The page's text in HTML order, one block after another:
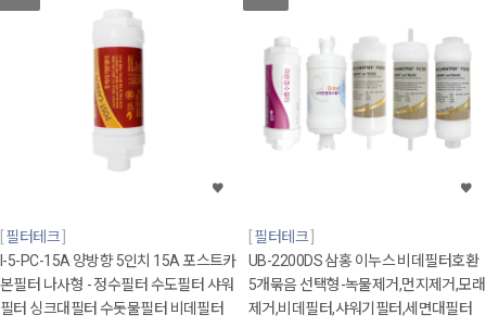
필터테크
I-5-PC-15A 양방향 5인치 15A 포스트카
본필터 나사형 - 정수필터 수도필터 샤워
필터 싱크대필터 수돗물필터 비데필터
필터테크
UB-2200DS 삼홍 이누스 비데필터호환
5개묶음 선택형-녹물제거,먼지제거,모래
제거,비데필터,샤워기필터,세면대필터